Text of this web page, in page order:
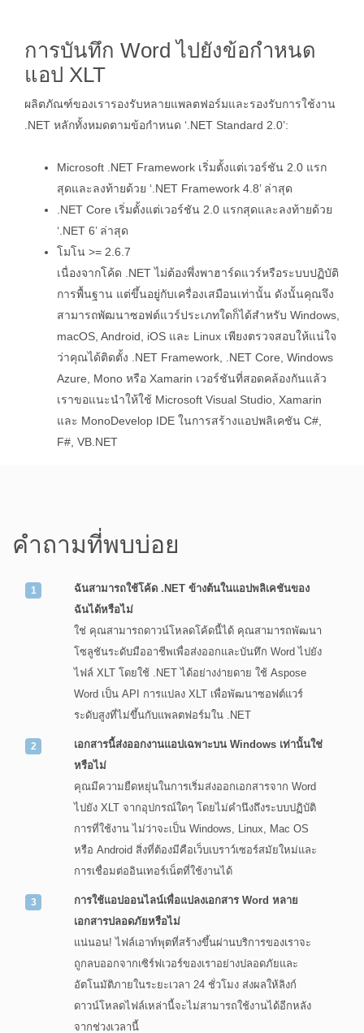
การบันทึก Word ไปยังข้อกำหนด
แอป XLT
ผลิตภัณฑ์ของเรารองรับหลายแพลตฟอร์มและรองรับการใช้งาน
.NET หลักทั้งหมดตามข้อกำหนด ‘.NET Standard 2.0’:
Microsoft .NET Framework เริ่มตั้งแต่เวอร์ชัน 2.0 แรก
สุดและลงท้ายด้วย ‘.NET Framework 4.8’ ล่าสุด
.NET Core เริ่มตั้งแต่เวอร์ชัน 2.0 แรกสุดและลงท้ายด้วย
‘.NET 6’ ล่าสุด
โมโน >= 2.6.7
เนื่องจากโค้ด .NET ไม่ต้องพึ่งพาฮาร์ดแวร์หรือระบบปฏิบัติ
การพื้นฐาน แต่ขึ้นอยู่กับเครื่องเสมือนเท่านั้น ดังนั้นคุณจึง
สามารถพัฒนาซอฟต์แวร์ประเภทใดก็ได้สำหรับ Windows,
macOS, Android, iOS และ Linux เพียงตรวจสอบให้แน่ใจ
ว่าคุณได้ติดตั้ง .NET Framework, .NET Core, Windows
Azure, Mono หรือ Xamarin เวอร์ชันที่สอดคล้องกันแล้ว
เราขอแนะนำให้ใช้ Microsoft Visual Studio, Xamarin
และ MonoDevelop IDE ในการสร้างแอปพลิเคชัน C#,
F#, VB.NET
คำถามที่พบบ่อย
ฉันสามารถใช้โค้ด .NET ข้างต้นในแอปพลิเคชันของ
ฉันได้หรือไม่
ใช่ คุณสามารถดาวน์โหลดโค้ดนี้ได้ คุณสามารถพัฒนา
โซลูชันระดับมืออาชีพเพื่อส่งออกและบันทึก Word ไปยัง
ไฟล์ XLT โดยใช้ .NET ได้อย่างง่ายดาย ใช้ Aspose
Word เป็น API การแปลง XLT เพื่อพัฒนาซอฟต์แวร์
ระดับสูงที่ไม่ขึ้นกับแพลตฟอร์มใน .NET
เอกสารนี้ส่งออกงานแอปเฉพาะบน Windows เท่านั้นใช่
หรือไม่
คุณมีความยืดหยุ่นในการเริ่มส่งออกเอกสารจาก Word
ไปยัง XLT จากอุปกรณ์ใดๆ โดยไม่คำนึงถึงระบบปฏิบัติ
การที่ใช้งาน ไม่ว่าจะเป็น Windows, Linux, Mac OS
หรือ Android สิ่งที่ต้องมีคือเว็บเบราว์เซอร์สมัยใหม่และ
การเชื่อมต่ออินเทอร์เน็ตที่ใช้งานได้
การใช้แอปออนไลน์เพื่อแปลงเอกสาร Word หลาย
เอกสารปลอดภัยหรือไม่
แน่นอน! ไฟล์เอาท์พุตที่สร้างขึ้นผ่านบริการของเราจะ
ถูกลบออกจากเซิร์ฟเวอร์ของเราอย่างปลอดภัยและ
อัตโนมัติภายในระยะเวลา 24 ชั่วโมง ส่งผลให้ลิงก์
ดาวน์โหลดไฟล์เหล่านี้จะไม่สามารถใช้งานได้อีกหลัง
จากช่วงเวลานี้